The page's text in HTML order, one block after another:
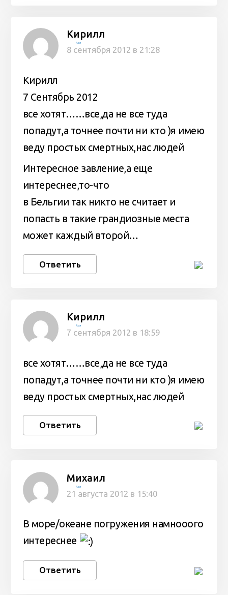
Кирилл
Ася
8 сентября 2012 в 21:28
Кирилл
7 Сентябрь 2012
все хотят……все,да не все туда
попадут,а точнее почти ни кто )я имею
веду простых смертных,нас людей
Интересное завление,а еще
интереснее,то-что
в Бельгии так никто не считает и
попасть в такие грандиозные места
может каждый второй…
Ответить
Кирилл
Ася
7 сентября 2012 в 18:59
все хотят……все,да не все туда
попадут,а точнее почти ни кто )я имею
веду простых смертных,нас людей
Ответить
Михаил
Ася
21 августа 2012 в 15:40
В море/океане погружения намнооого
интереснее
Ответить